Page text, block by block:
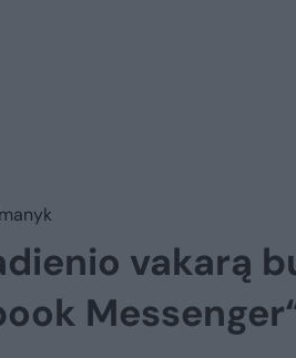
vakarą